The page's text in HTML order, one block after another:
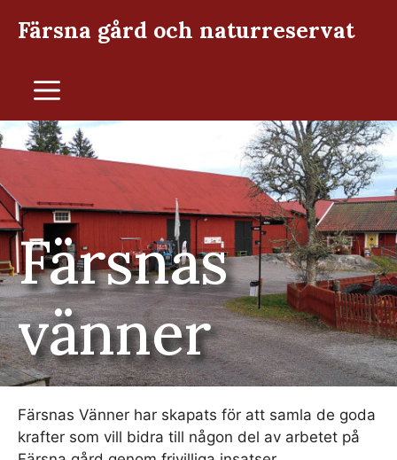
Färsna gård och naturreservat
Meny
Färsnas
vänner
Färsnas Vänner har skapats för att samla de goda
krafter som vill bidra till någon del av arbetet på